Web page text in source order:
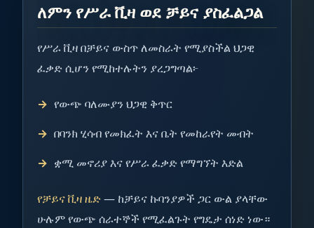
ለምን የሥራ ቪዛ ወደ ቻይና ያስፈልጋል
የሥራ ቪዛ በቻይና ውስጥ ለመስራት የሚያስችል ህጋዊ
ፈቃድ ሲሆን የሚከተሉትን ያረጋግጣል፦
የውጭ ባለሙያን ህጋዊ ቅጥር
በባንክ ሂሳብ የመክፈት እና ቤት የመከራየት መብት
ቋሚ መኖሪያ እና የሥራ ፈቃድ የማግኘት እድል
የቻይና ቪዛ ዜድ— ከቻይና ኩባንያዎች ጋር ውል ያላቸው
ሁሉም የውጭ ሰራተኞች የሚፈልጉት የግዴታ ሰነድ ነው።